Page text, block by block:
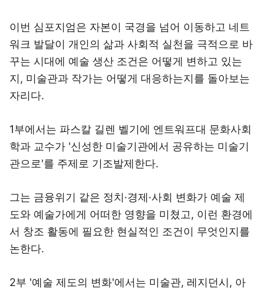
이번 심포지엄은 자본이 국경을 넘어 이동하고 네트
워크 발달이 개인의 삶과 사회적 실천을 극적으로 바
꾸는 시대에 예술 생산 조건은 어떻게 변하고 있는
지, 미술관과 작가는 어떻게 대응하는지를 돌아보는
자리다.
1부에서는 파스칼 길렌 벨기에 엔트워프대 문화사회
학과 교수가 '신성한 미술기관에서 공유하는 미술기
관으로'를 주제로 기조발제한다.
그는 금융위기 같은 정치·경제·사회 변화가 예술 제
도와 예술가에게 어떠한 영향을 미쳤고, 이런 환경에
서 창조 활동에 필요한 현실적인 조건이 무엇인지를
논한다.
2부 '예술 제도의 변화'에서는 미술관, 레지던시, 아